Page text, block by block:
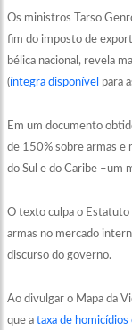
Os ministros Tarso
fim do imposto de
bélica nacional, revela
(íntegra disponível para
Em um documento
de 150% sobre armas e
do Sul e do Caribe –um
O texto culpa o Estatuto
armas no mercado
discurso do governo.
Ao divulgar o Mapa da
que a taxa de